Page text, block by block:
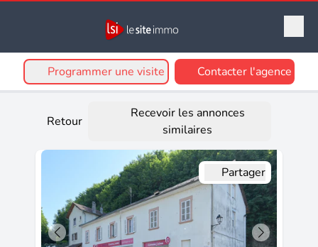
Programmer une visite Contacter l'agence
Retour
Recevoir les annonces
similaires
Partager